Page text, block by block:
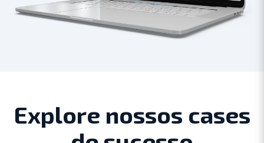
Explore nossos cases